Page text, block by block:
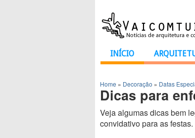
INÍCIO
Home » Decoração » Datas
Dicas para
Veja algumas dicas bem
convidativo para as festas.